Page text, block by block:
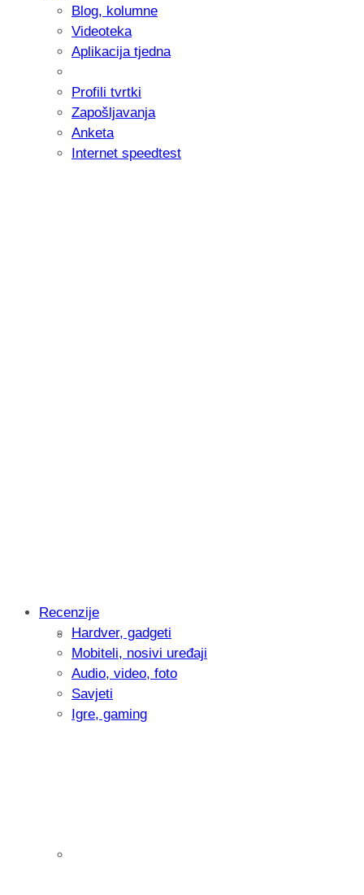
Samsung otkrio kako je nastajala
donijelo tanje i izdržljivije preklopne
Blog, kolumne
Videoteka
Aplikacija tjedna
Profili tvrtki
Zapošljavanja
Anketa
Internet speedtest
Intervju: Goran Jović, fotograf -
Recenzije
Hardver, gadgeti
Mobiteli, nosivi uređaji
Audio, video, foto
Savjeti
Igre, gaming